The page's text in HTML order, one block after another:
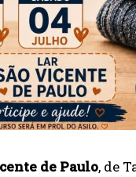
de Paulo, de